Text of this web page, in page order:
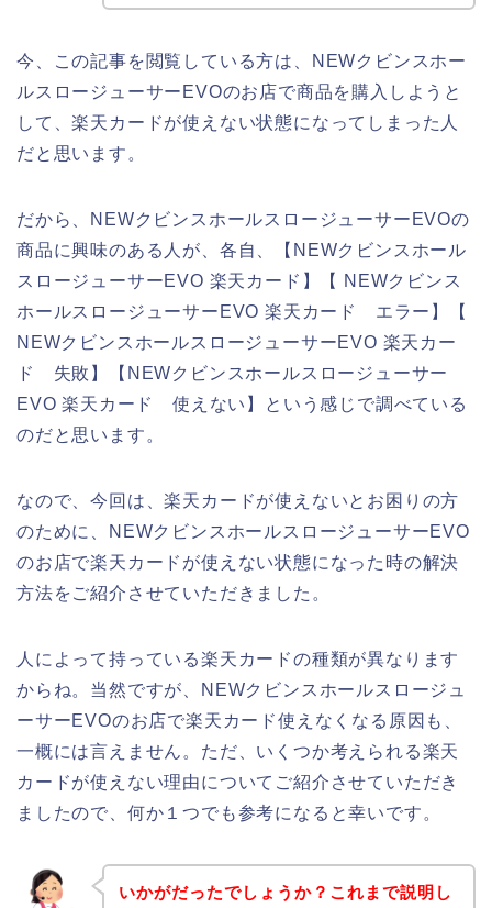
今、この記事を閲覧している方は、NEWクビンスホー
ルスロージューサーEVOのお店で商品を購入しようと
して、楽天カードが使えない状態になってしまった人
だと思います。
だから、NEWクビンスホールスロージューサーEVOの
商品に興味のある人が、各自、【NEWクビンスホール
スロージューサーEVO 楽天カード】【 NEWクビンス
ホールスロージューサーEVO 楽天カード エラー】【
NEWクビンスホールスロージューサーEVO 楽天カー
ド 失敗】【NEWクビンスホールスロージューサー
EVO 楽天カード 使えない】という感じで調べている
のだと思います。
なので、今回は、楽天カードが使えないとお困りの方
のために、NEWクビンスホールスロージューサーEVO
のお店で楽天カードが使えない状態になった時の解決
方法をご紹介させていただきました。
人によって持っている楽天カードの種類が異なります
からね。当然ですが、NEWクビンスホールスロージュ
ーサーEVOのお店で楽天カード使えなくなる原因も、
一概には言えません。ただ、いくつか考えられる楽天
カードが使えない理由についてご紹介させていただき
ましたので、何か１つでも参考になると幸いです。
いかがだったでしょうか？これまで説明し